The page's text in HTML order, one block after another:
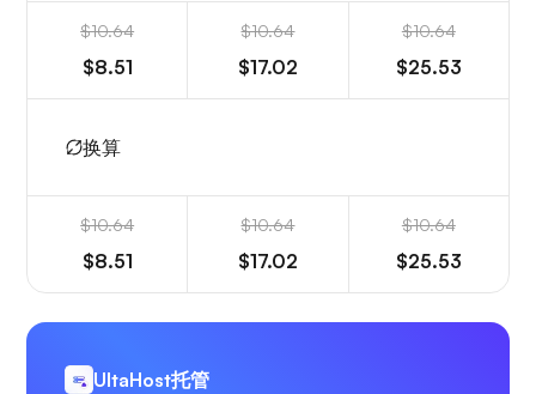
$10.64
$8.51
$10.64
$17.02
$10.64
$25.53
换算
$10.64
$8.51
$10.64
$17.02
$10.64
$25.53
UltaHost托管